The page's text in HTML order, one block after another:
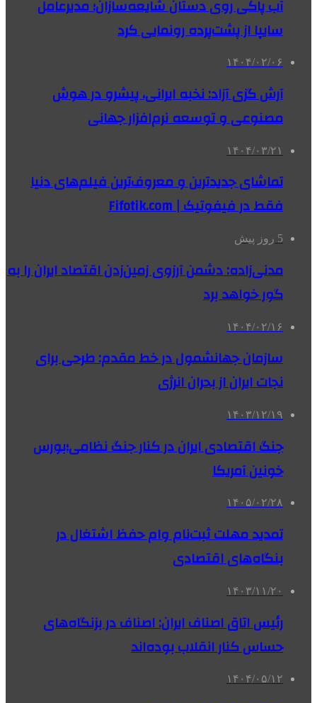
آب پاکی روی دستان شایعه‌سازان؛ مدیرعامل
سایپا از پشت‌پرده‌ رونمایی کرد
۱۴۰۴/۰۲/۰۶
آرش گزی آزاد: نخبه ایرانی، پیشرو در هوش
مصنوعی و توسعه نرم‌افزار جهانی
۱۴۰۴/۰۳/۲۱
تماشای جدیدترین و معروف‌ترین فیلم‌های دنیا
فقط در فیفوتیک | Fifotik.com
5 روز پیش
مدنی‌زاده: دشمن آرزوی زمین‌زدن اقتصاد ایران را به
گور خواهد برد
۱۴۰۴/۰۲/۱۶
سازمان جهانشمول در خط مقدم: طرحی برای
نجات ایران از بحران انرژی
۱۴۰۳/۱۲/۱۹
جنگ اقتصادی ایران در کنار جنگ نظامی؛بورس
خونین آمریکا
۱۴۰۵/۰۲/۲۸
تمدید مهلت ثبت‌نام وام حفظ اشتغال در
بنگاه‌های اقتصادی
۱۴۰۳/۱۱/۲۰
رئیس اتاق اصناف ایران: اصناف در بزنگاه‌های
حساس کنار انقلاب بوده‌اند
۱۴۰۴/۰۵/۱۲